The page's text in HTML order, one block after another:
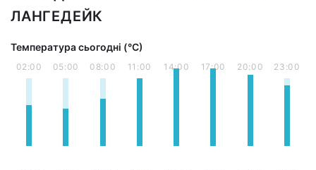
ЛАНГЕДЕЙК
Температура сьогодні (°С)
02:00 05:00 08:00 11:00 14:00 17:00 20:00 23:00